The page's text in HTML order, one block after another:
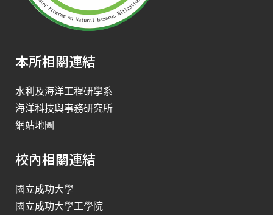
本所相關連結
水利及海洋工程研學系
海洋科技與事務研究所
網站地圖
校內相關連結
國立成功大學
國立成功大學工學院